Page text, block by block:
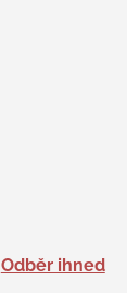
Odběr ihned